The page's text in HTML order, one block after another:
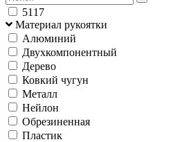
5117
Материал рукоятки
Алюминий
Двухкомпонентный
Дерево
Ковкий чугун
Металл
Нейлон
Обрезиненная
Пластик